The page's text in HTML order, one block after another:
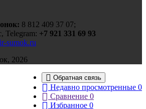
8 812 409 37 07;
Telegram: +7 921 331 69 93
sumok.ru
2026
Обратная связь
Недавно просмотренные 0
Сравнение 0
Избранное 0